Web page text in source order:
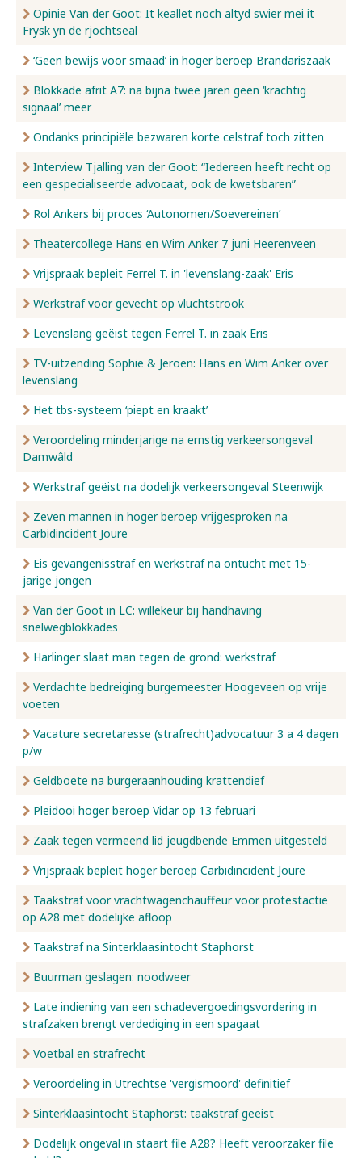
Opinie Van der Goot: It keallet noch altyd swier mei it
Frysk yn de rjochtseal
‘Geen bewijs voor smaad’ in hoger beroep Brandariszaak
Blokkade afrit A7: na bijna twee jaren geen ‘krachtig
signaal’ meer
Ondanks principiële bezwaren korte celstraf toch zitten
Interview Tjalling van der Goot: “Iedereen heeft recht op
een gespecialiseerde advocaat, ook de kwetsbaren”
Rol Ankers bij proces ‘Autonomen/Soevereinen’
Theatercollege Hans en Wim Anker 7 juni Heerenveen
Vrijspraak bepleit Ferrel T. in 'levenslang-zaak' Eris
Werkstraf voor gevecht op vluchtstrook
Levenslang geëist tegen Ferrel T. in zaak Eris
TV-uitzending Sophie & Jeroen: Hans en Wim Anker over
levenslang
Het tbs-systeem ‘piept en kraakt’
Veroordeling minderjarige na ernstig verkeersongeval
Damwâld
Werkstraf geëist na dodelijk verkeersongeval Steenwijk
Zeven mannen in hoger beroep vrijgesproken na
Carbidincident Joure
Eis gevangenisstraf en werkstraf na ontucht met 15-
jarige jongen
Van der Goot in LC: willekeur bij handhaving
snelwegblokkades
Harlinger slaat man tegen de grond: werkstraf
Verdachte bedreiging burgemeester Hoogeveen op vrije
voeten
Vacature secretaresse (strafrecht)advocatuur 3 a 4 dagen
p/w
Geldboete na burgeraanhouding krattendief
Pleidooi hoger beroep Vidar op 13 februari
Zaak tegen vermeend lid jeugdbende Emmen uitgesteld
Vrijspraak bepleit hoger beroep Carbidincident Joure
Taakstraf voor vrachtwagenchauffeur voor protestactie
op A28 met dodelijke afloop
Taakstraf na Sinterklaasintocht Staphorst
Buurman geslagen: noodweer
Late indiening van een schadevergoedingsvordering in
strafzaken brengt verdediging in een spagaat
Voetbal en strafrecht
Veroordeling in Utrechtse 'vergismoord' definitief
Sinterklaasintocht Staphorst: taakstraf geëist
Dodelijk ongeval in staart file A28? Heeft veroorzaker file